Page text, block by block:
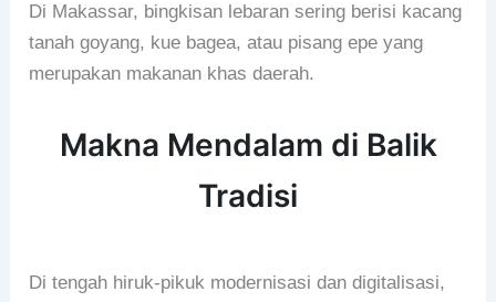
Di Makassar, bingkisan lebaran sering berisi kacang
tanah goyang, kue bagea, atau pisang epe yang
merupakan makanan khas daerah.
Makna Mendalam di Balik
Tradisi
Di tengah hiruk-pikuk modernisasi dan digitalisasi,